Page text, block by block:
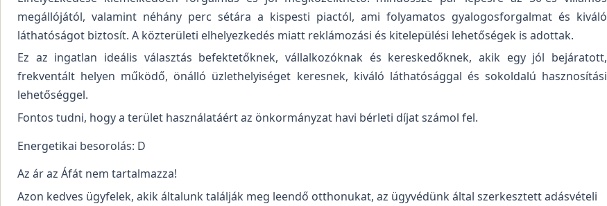
megállójától, valamint néhány perc sétára a kispesti piactól, ami folyamatos gyalogosforgalmat és kiváló
láthatóságot biztosít. A közterületi elhelyezkedés miatt reklámozási és kitelepülési lehetőségek is adottak.
Ez az ingatlan ideális választás befektetőknek, vállalkozóknak és kereskedőknek, akik egy jól bejáratott,
frekventált helyen működő, önálló üzlethelyiséget keresnek, kiváló láthatósággal és sokoldalú hasznosítási
lehetőséggel.
Fontos tudni, hogy a terület használatáért az önkormányzat havi bérleti díjat számol fel.
Energetikai besorolás: D
Az ár az Áfát nem tartalmazza!
Azon kedves ügyfelek, akik általunk találják meg leendő otthonukat, az ügyvédünk által szerkesztett adásvételi